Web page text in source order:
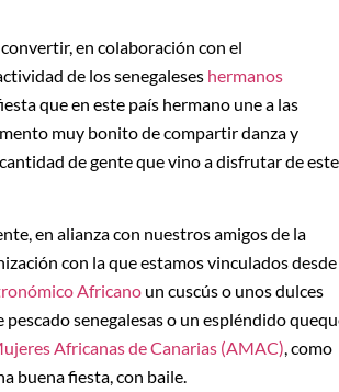
en colaboración con el
de los senegaleses hermanos
que en este país hermano une a las
muy bonito de compartir danza y
de gente que vino a disfrutar de este
en alianza con nuestros amigos de la
con la que estamos vinculados desde
Africano un cuscús o unos dulces
senegalesas o un espléndido
Africanas de Canarias (AMAC), como
buena fiesta, con baile.